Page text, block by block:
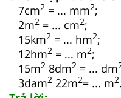
7cm2 = ... mm2;
2m2 = ... cm2;
15km2 = ... hm2;
12hm2 = ... m2;
15m2 8dm2 = ... dm
3dam2 22m2= ... m2.